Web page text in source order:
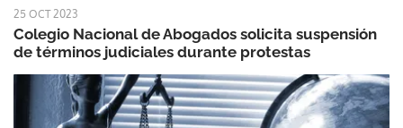
25 OCT 2023
Colegio Nacional de Abogados solicita suspensión
de términos judiciales durante protestas